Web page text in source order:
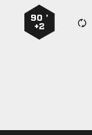
90 ’
+2